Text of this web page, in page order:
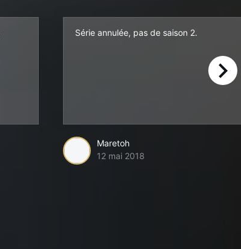
Série annulée, pas de saison 2.
Maretoh
12 mai 2018
right